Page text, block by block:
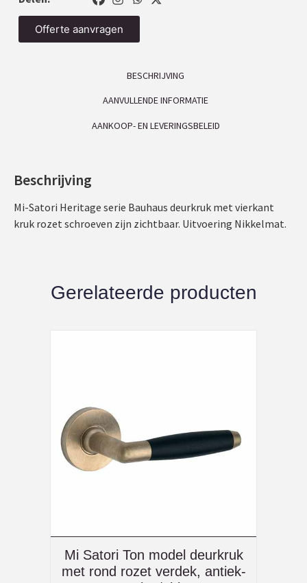
Offerte aanvragen
BESCHRIJVING
AANVULLENDE INFORMATIE
AANKOOP- EN LEVERINGSBELEID
Beschrijving
Mi-Satori Heritage serie Bauhaus deurkruk met vierkant
kruk rozet schroeven zijn zichtbaar. Uitvoering Nikkelmat.
Gerelateerde producten
Mi Satori Ton model deurkruk
met rond rozet verdek, antiek-